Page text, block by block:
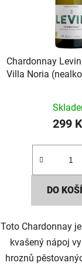
Chardonnay
Villa Noria
299
DO
Toto Chardonnay
kvašený nápoj
hroznů